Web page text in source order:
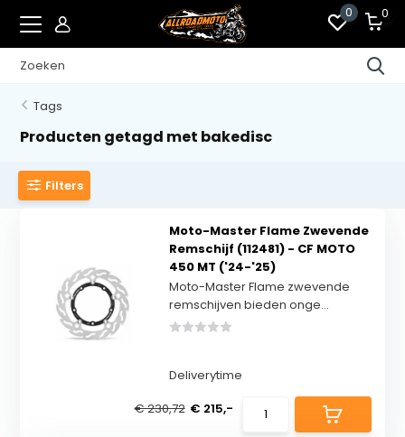
0 0
Tags
Producten getagd met bakedisc
Filters
Moto-Master Flame Zwevende
Remschijf (112481) - CF MOTO
450 MT ('24-'25)
Moto-Master Flame zwevende
remschijven bieden onge...
Deliverytime
€ 230,72 € 215,-